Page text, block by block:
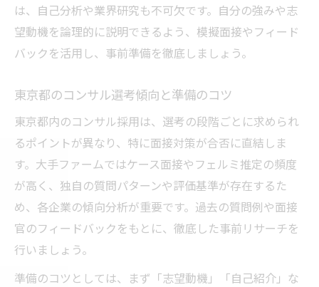
フェルミ推定の思考プロセスを明確に説明
する
想定外の質問にも動じないコンサル面接の極意
コンサル面接で詰められる際の受け答え術
質問意図を瞬時に掴むコンサル思考力の磨
き方
面接官の評価を高める柔軟な対応力の養い
方
ITコンサル志望者が押さえるべき面接準備とは
ITコンサル面接対策の基礎を押さえよう
は、自己分析や業界研究も不可欠です。自分の強みや志
望動機を論理的に説明できるよう、模擬面接やフィード
バックを活用し、事前準備を徹底しましょう。
東京都のコンサル選考傾向と準備のコツ
東京都内のコンサル採用は、選考の段階ごとに求められ
るポイントが異なり、特に面接対策が合否に直結しま
す。大手ファームではケース面接やフェルミ推定の頻度
が高く、独自の質問パターンや評価基準が存在するた
め、各企業の傾向分析が重要です。過去の質問例や面接
官のフィードバックをもとに、徹底した事前リサーチを
行いましょう。
準備のコツとしては、まず「志望動機」「自己紹介」な